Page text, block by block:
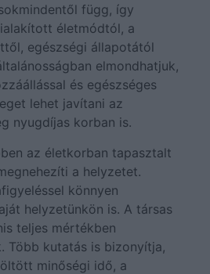
függ, így
életmódtól, a
egészségi állapotától
elmondhatjuk,
és egészséges
lehet javítani az
nyugdíjas korban is.
az életkorban tapasztalt
a helyzetet.
könnyen
helyzetünkön is. A társas
teljes mértékben
Több kutatás is bizonyítja,
minőségi idő, a